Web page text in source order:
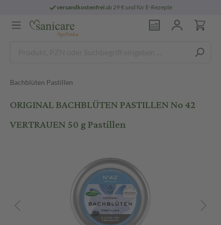
versandkostenfreiab 29 € und für E-Rezepte
Bachblüten Pastillen
ORIGINAL BACHBLÜTEN PASTILLEN No 42
VERTRAUEN 50 g Pastillen